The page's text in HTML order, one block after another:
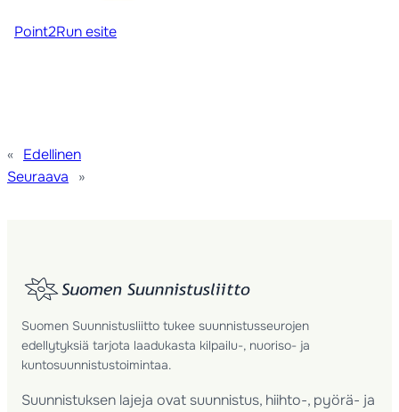
Point2Run esite
« Edellinen
Seuraava
»
Suomen Suunnistusliitto tukee suunnistusseurojen
edellytyksiä tarjota laadukasta kilpailu-, nuoriso- ja
kuntosuunnistustoimintaa.
Suunnistuksen lajeja ovat suunnistus, hiihto-, pyörä- ja